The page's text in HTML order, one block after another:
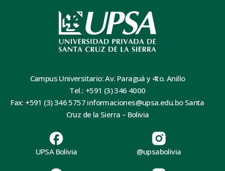
Campus Universitario: Av. Paraguá y 4to. Anillo
Tel.: +591 (3) 346 4000
Fax: +591 (3) 346 5757 informaciones@upsa.edu.bo Santa
Cruz de la Sierra – Bolivia
UPSA Bolivia @upsabolivia